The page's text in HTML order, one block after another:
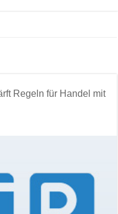
Regeln für Handel mit